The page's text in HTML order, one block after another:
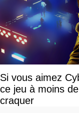
Si vous aimez
ce jeu à moins
craquer